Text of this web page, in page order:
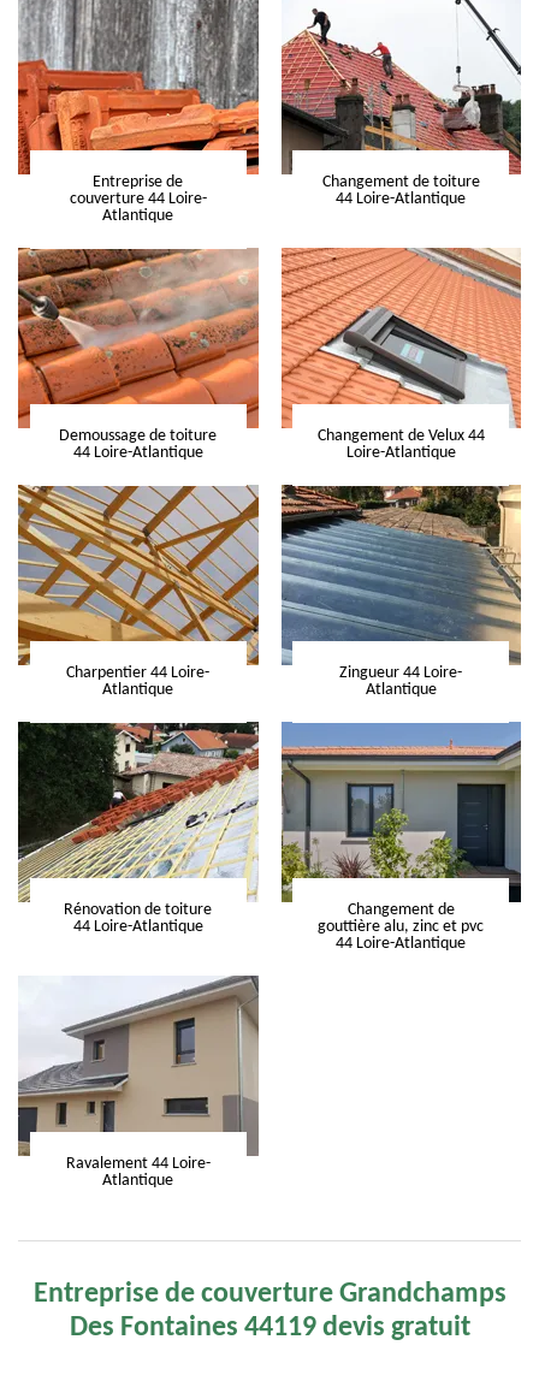
Entreprise de
couverture 44 Loire-
Atlantique
Changement de toiture
44 Loire-Atlantique
Demoussage de toiture
44 Loire-Atlantique
Changement de Velux 44
Loire-Atlantique
Charpentier 44 Loire-
Atlantique
Zingueur 44 Loire-
Atlantique
Rénovation de toiture
44 Loire-Atlantique
Changement de
gouttière alu, zinc et pvc
44 Loire-Atlantique
Ravalement 44 Loire-
Atlantique
Entreprise de couverture Grandchamps
Des Fontaines 44119 devis gratuit